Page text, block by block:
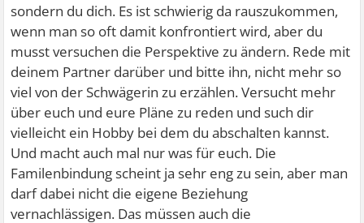
sondern du dich. Es ist schwierig da rauszukommen,
wenn man so oft damit konfrontiert wird, aber du
musst versuchen die Perspektive zu ändern. Rede mit
deinem Partner darüber und bitte ihn, nicht mehr so
viel von der Schwägerin zu erzählen. Versucht mehr
über euch und eure Pläne zu reden und such dir
vielleicht ein Hobby bei dem du abschalten kannst.
Und macht auch mal nur was für euch. Die
Familenbindung scheint ja sehr eng zu sein, aber man
darf dabei nicht die eigene Beziehung
vernachlässigen. Das müssen auch die